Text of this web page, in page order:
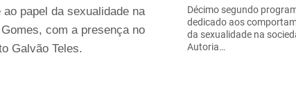
papel da sexualidade na
com a presença no
Galvão Teles.
Décimo segundo
dedicado aos
da sexualidade na
Autoria…